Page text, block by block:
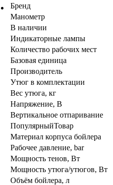
Бренд
Манометр
В наличии
Индикаторные лампы
Количество рабочих мест
Базовая единица
Производитель
Утюг в комплектации
Вес утюга, кг
Напряжение, В
Вертикальное отпаривание
ПопулярныйТовар
Материал корпуса бойлера
Рабочее давление, bar
Мощность тенов, Вт
Мощность утюга/утюгов, Вт
Объём бойлера, л